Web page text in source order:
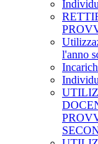
l'anno